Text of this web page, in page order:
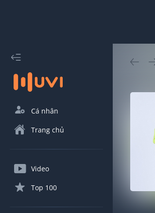
Cá nhân
Trang chủ
Video
Top 100